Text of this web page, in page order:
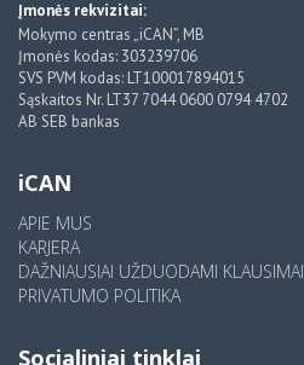
Įmonės rekvizitai:
Mokymo centras „iCAN”, MB
Įmonės kodas: 303239706
SVS PVM kodas: LT100017894015
Sąskaitos Nr. LT37 7044 0600 0794 4702
AB SEB bankas
iCAN
APIE MUS
KARJERA
DAŽNIAUSIAI UŽDUODAMI KLAUSIMAI
PRIVATUMO POLITIKA
Socialiniai tinklai